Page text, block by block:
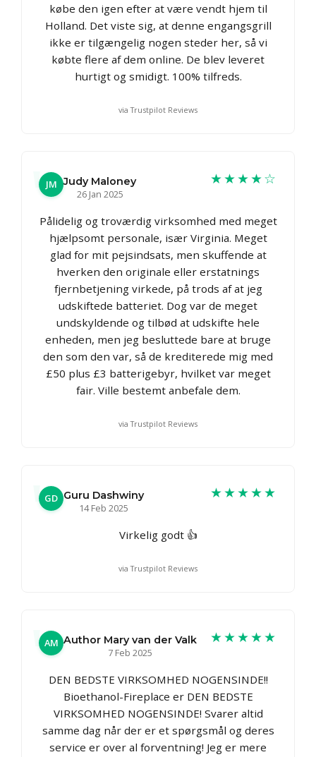
købe den igen efter at være vendt hjem til
Holland. Det viste sig, at denne engangsgrill
ikke er tilgængelig nogen steder her, så vi
købte flere af dem online. De blev leveret
hurtigt og smidigt. 100% tilfreds.
via Trustpilot Reviews
JM Judy Maloney
26 Jan 2025
★★★★☆
Pålidelig og troværdig virksomhed med meget
hjælpsomt personale, især Virginia. Meget
glad for mit pejsindsats, men skuffende at
hverken den originale eller erstatnings
fjernbetjening virkede, på trods af at jeg
udskiftede batteriet. Dog var de meget
undskyldende og tilbød at udskifte hele
enheden, men jeg besluttede bare at bruge
den som den var, så de krediterede mig med
£50 plus £3 batterigebyr, hvilket var meget
fair. Ville bestemt anbefale dem.
via Trustpilot Reviews
GD Guru Dashwiny
14 Feb 2025
★★★★★
Virkelig godt 👍
via Trustpilot Reviews
AM Author Mary van der Valk
7 Feb 2025
★★★★★
DEN BEDSTE VIRKSOMHED NOGENSINDE!!
Bioethanol-Fireplace er DEN BEDSTE
VIRKSOMHED NOGENSINDE! Svarer altid
samme dag når der er et spørgsmål og deres
service er over al forventning! Jeg er mere